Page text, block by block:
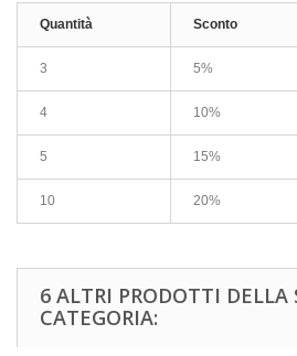
Quantità Sconto
3 5%
4 10%
5 15%
10 20%
6 ALTRI PRODOTTI DELLA
CATEGORIA: